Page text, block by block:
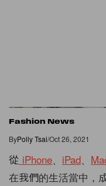
Fashion News
ByPolly Tsai/Oct 26, 2021
從 iPhone iPad
在我們的生活當中，